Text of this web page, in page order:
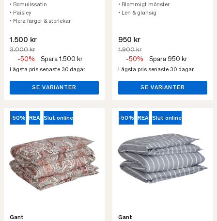
• Bomullssatin
• Paisley
• Flera färger & storlekar
1.500 kr
3.000 kr
-50% Spara 1.500 kr
Lägsta pris senaste 30 dagar
SE VARIANTER
• Blommigt mönster
• Len & glansig
950 kr
1.900 kr
-50% Spara 950 kr
Lägsta pris senaste 30 dagar
SE VARIANTER
-50% REA Slut online
Gant
-50% REA Slut online
Gant